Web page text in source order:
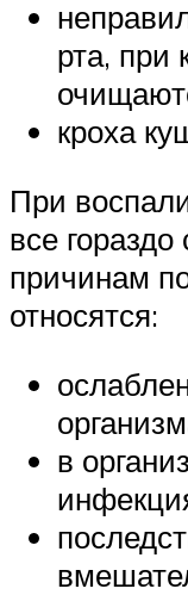
рта, при
кроха
При
все
причинам
относятся:
в